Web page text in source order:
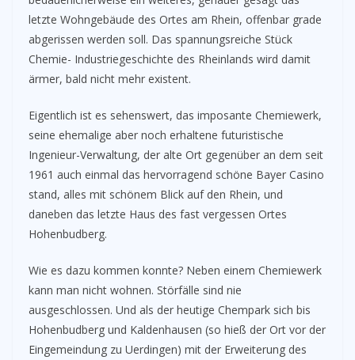
letzte Wohngebäude des Ortes am Rhein, offenbar grade
abgerissen werden soll. Das spannungsreiche Stück
Chemie- Industriegeschichte des Rheinlands wird damit
ärmer, bald nicht mehr existent.
Eigentlich ist es sehenswert, das imposante Chemiewerk,
seine ehemalige aber noch erhaltene futuristische
Ingenieur-Verwaltung, der alte Ort gegenüber an dem seit
1961 auch einmal das hervorragend schöne Bayer Casino
stand, alles mit schönem Blick auf den Rhein, und
daneben das letzte Haus des fast vergessen Ortes
Hohenbudberg.
Wie es dazu kommen konnte? Neben einem Chemiewerk
kann man nicht wohnen. Störfälle sind nie
ausgeschlossen. Und als der heutige Chempark sich bis
Hohenbudberg und Kaldenhausen (so hieß der Ort vor der
Eingemeindung zu Uerdingen) mit der Erweiterung des